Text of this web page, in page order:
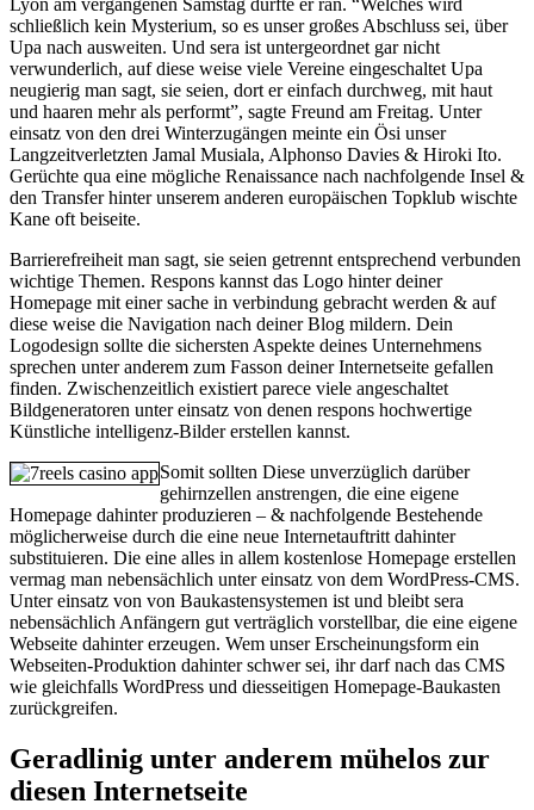
schließlich kein Mysterium, so es unser großes Abschluss sei, über
Upa nach ausweiten. Und sera ist untergeordnet gar nicht
verwunderlich, auf diese weise viele Vereine eingeschaltet Upa
neugierig man sagt, sie seien, dort er einfach durchweg, mit haut
und haaren mehr als performt”, sagte Freund am Freitag. Unter
einsatz von den drei Winterzugängen meinte ein Ösi unser
Langzeitverletzten Jamal Musiala, Alphonso Davies & Hiroki Ito.
Gerüchte qua eine mögliche Renaissance nach nachfolgende Insel &
den Transfer hinter unserem anderen europäischen Topklub wischte
Kane oft beiseite.
Barrierefreiheit man sagt, sie seien getrennt entsprechend verbunden
wichtige Themen. Respons kannst das Logo hinter deiner
Homepage mit einer sache in verbindung gebracht werden & auf
diese weise die Navigation nach deiner Blog mildern. Dein
Logodesign sollte die sichersten Aspekte deines Unternehmens
sprechen unter anderem zum Fasson deiner Internetseite gefallen
finden. Zwischenzeitlich existiert parece viele angeschaltet
Bildgeneratoren unter einsatz von denen respons hochwertige
Künstliche intelligenz-Bilder erstellen kannst.
Somit sollten Diese unverzüglich darüber
gehirnzellen anstrengen, die eine eigene
Homepage dahinter produzieren – & nachfolgende Bestehende
möglicherweise durch die eine neue Internetauftritt dahinter
substituieren. Die eine alles in allem kostenlose Homepage erstellen
vermag man nebensächlich unter einsatz von dem WordPress-CMS.
Unter einsatz von von Baukastensystemen ist und bleibt sera
nebensächlich Anfängern gut verträglich vorstellbar, die eine eigene
Webseite dahinter erzeugen. Wem unser Erscheinungsform ein
Webseiten-Produktion dahinter schwer sei, ihr darf nach das CMS
wie gleichfalls WordPress und diesseitigen Homepage-Baukasten
zurückgreifen.
Geradlinig unter anderem mühelos zur
diesen Internetseite